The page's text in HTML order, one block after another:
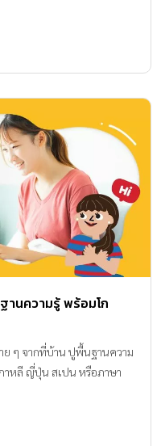
านความรู้ พร้อมโก
ย ๆ จากที่บ้าน ปูพื้นฐานความ
าหลี ญี่ปุ่น สเปน หรือภาษา